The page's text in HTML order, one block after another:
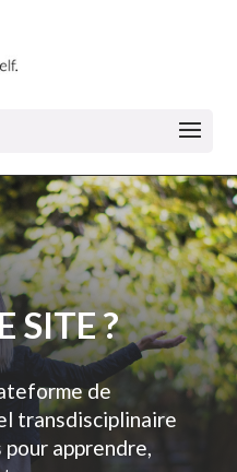
SITE ?
de
transdisciplinaire
apprendre,